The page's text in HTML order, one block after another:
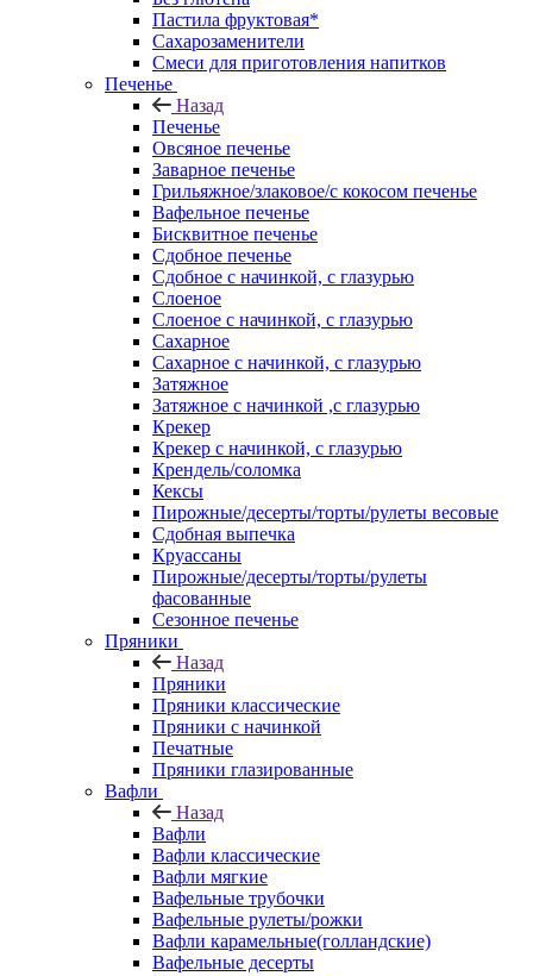
Пастила фруктовая*
Сахарозаменители
Смеси для приготовления напитков
Печенье
Назад
Печенье
Овсяное печенье
Заварное печенье
Грильяжное/злаковое/с кокосом печенье
Вафельное печенье
Бисквитное печенье
Сдобное печенье
Сдобное с начинкой, с глазурью
Слоеное
Слоеное с начинкой, с глазурью
Сахарное
Сахарное с начинкой, с глазурью
Затяжное
Затяжное с начинкой ,с глазурью
Крекер
Крекер с начинкой, с глазурью
Крендель/соломка
Кексы
Пирожные/десерты/торты/рулеты весовые
Сдобная выпечка
Круассаны
Пирожные/десерты/торты/рулеты
фасованные
Сезонное печенье
Пряники
Назад
Пряники
Пряники классические
Пряники с начинкой
Печатные
Пряники глазированные
Вафли
Назад
Вафли
Вафли классические
Вафли мягкие
Вафельные трубочки
Вафельные рулеты/рожки
Вафли карамельные(голландские)
Вафельные десерты